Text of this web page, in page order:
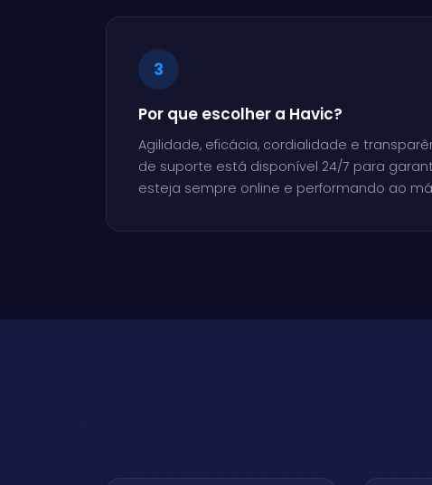
3
Por que escolher a Havic?
Agilidade, eficácia, cordialidade e
de suporte está disponível 24/7 para
esteja sempre online e performando ao